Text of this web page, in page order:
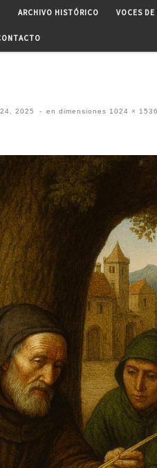
ARCHIVO HISTÓRICO VOCES DE
2025 - en dimensiones 1024 × 1536